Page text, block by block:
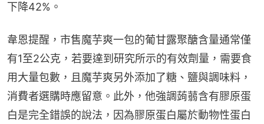
下降42%。
韋恩提醒，市售魔芋爽一包的葡甘露聚醣含量通常僅
有1至2公克，若要達到研究所示的有效劑量，需要食
用大量包數，且魔芋爽另外添加了糖、鹽與調味料，
消費者選購時應留意。此外，他強調蒟蒻含有膠原蛋
白是完全錯誤的說法，因為膠原蛋白屬於動物性蛋白